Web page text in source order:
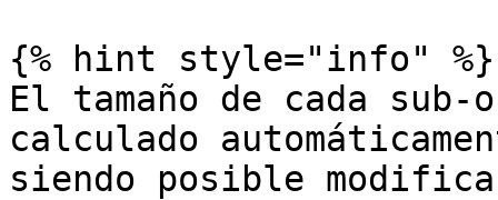
{% hint style="info" %}
El tamaño de cada
calculado
siendo posible